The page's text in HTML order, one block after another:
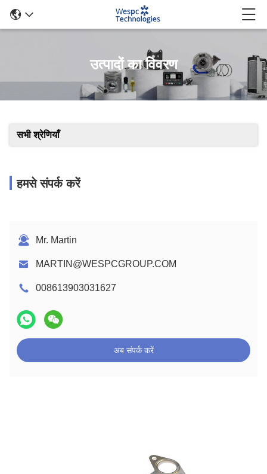
उत्पादों का विवरण
सभी श्रेणियाँ
हमसे संपर्क करें
Mr. Martin
MARTIN@WESPCGROUP.COM
008613903031627
अब संपर्क करें